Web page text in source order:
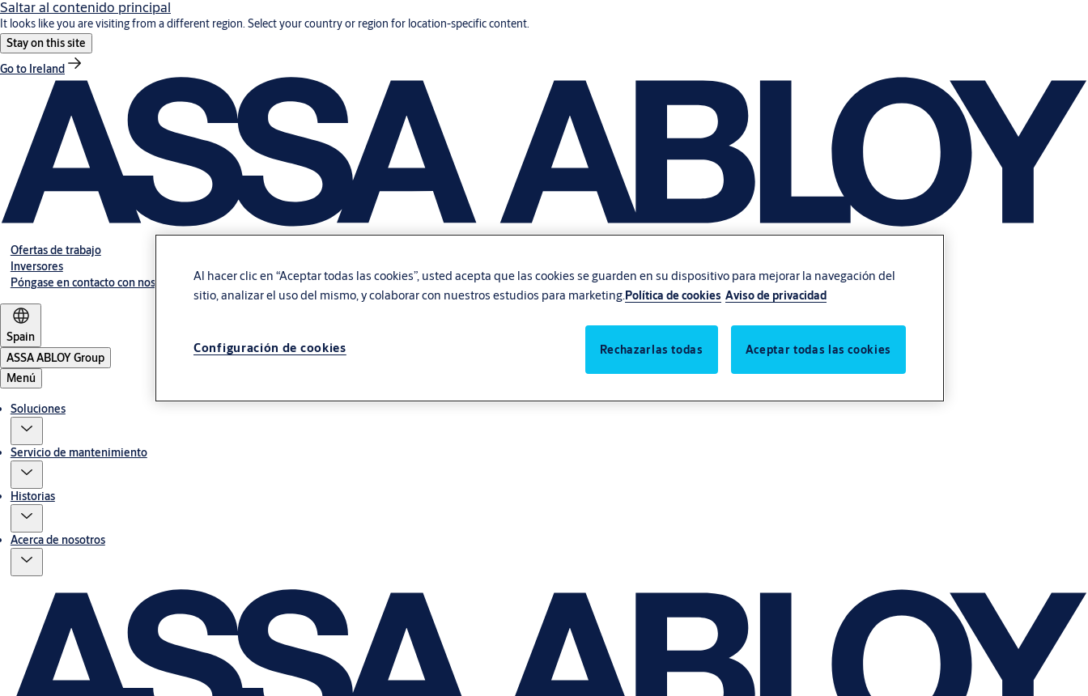
Saltar al contenido principal
It looks like you are visiting from a different region. Select your country or region for location-specific content.
Stay on this site
Go to Ireland
Ofertas de trabajo
Inversores
Póngase en contacto con nosotros
Spain
ASSA ABLOY Group
Menú
Soluciones
Servicio de mantenimiento
Historias
Acerca de nosotros
Al hacer clic en “Aceptar todas las cookies”, usted acepta que las cookies se guarden en su dispositivo para mejorar la navegación del
sitio, analizar el uso del mismo, y colaborar con nuestros estudios para marketing.Política de cookies Aviso de privacidad
Configuración de cookies Rechazarlas todas Aceptar todas las cookies